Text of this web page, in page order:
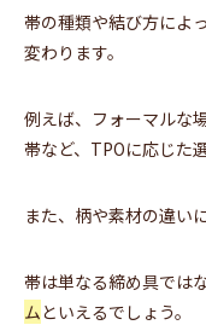
帯の種類や結び方によ
変わります。
例えば、フォーマルな
帯など、TPOに応じた
また、柄や素材の違い
帯は単なる締め具ではな
ムといえるでしょう。